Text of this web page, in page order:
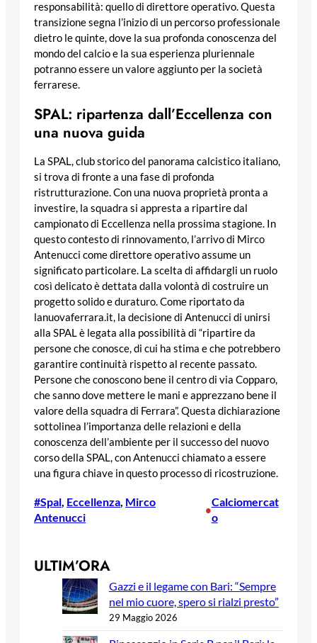
responsabilità: quello di direttore operativo. Questa
transizione segna l’inizio di un percorso professionale
dietro le quinte, dove la sua profonda conoscenza del
mondo del calcio e la sua esperienza pluriennale
potranno essere un valore aggiunto per la società
ferrarese.
SPAL: ripartenza dall’Eccellenza con
una nuova guida
La SPAL, club storico del panorama calcistico italiano,
si trova di fronte a una fase di profonda
ristrutturazione. Con una nuova proprietà pronta a
investire, la squadra si appresta a ripartire dal
campionato di Eccellenza nella prossima stagione. In
questo contesto di rinnovamento, l’arrivo di Mirco
Antenucci come direttore operativo assume un
significato particolare. La scelta di affidargli un ruolo
così delicato è dettata dalla volontà di costruire un
progetto solido e duraturo. Come riportato da
lanuovaferrara.it, la decisione di Antenucci di unirsi
alla SPAL è legata alla possibilità di “ripartire da
persone che conosce, di cui ha stima e che potrebbero
garantire continuità rispetto al recente passato.
Persone che conoscono bene il centro di via Copparo,
che sanno dove mettere le mani e apprezzano bene il
valore della squadra di Ferrara”. Questa dichiarazione
sottolinea l’importanza delle relazioni e della
conoscenza dell’ambiente per il successo del nuovo
corso della SPAL, con Antenucci chiamato a essere
una figura chiave in questo processo di ricostruzione.
#Spal, Eccellenza, Mirco
Antenucci
•
Calciomercat
o
ULTIM’ORA
Gazzi e il legame con Bari: “Sempre
nel mio cuore, spero si rialzi presto”
29 Maggio 2026